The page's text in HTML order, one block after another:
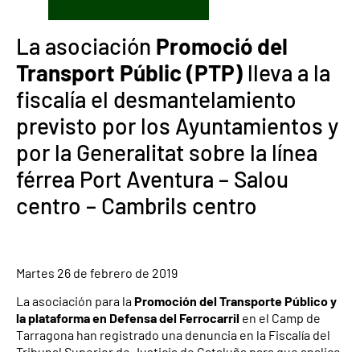
La asociación Promoció del
Transport Públic (PTP) lleva a la
fiscalía el desmantelamiento
previsto por los Ayuntamientos y
por la Generalitat sobre la línea
férrea Port Aventura – Salou
centro – Cambrils centro
Martes 26 de febrero de 2019
La asociación para laPromoción del Transporte Público y
la plataforma en Defensa del Ferrocarril en el Camp de
Tarragona han registrado una denuncia en la Fiscalía del